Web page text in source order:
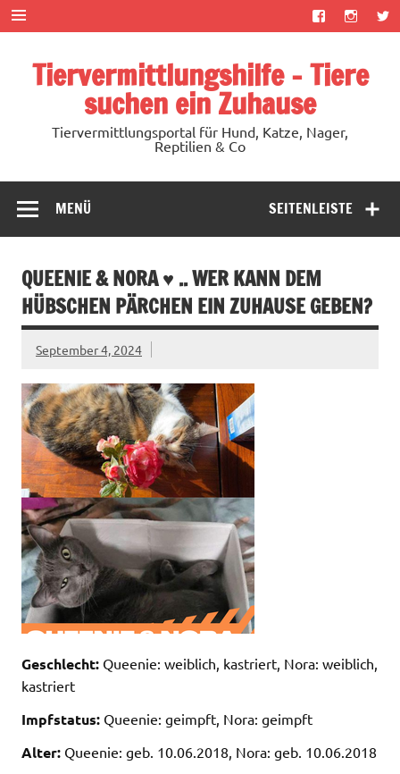
Zum
Inhalt
springen
Tiervermittlungshilfe – Tiere
suchen ein Zuhause
Tiervermittlungsportal für Hund, Katze, Nager,
Reptilien & Co
SEITENLEISTE
MENÜ
QUEENIE & NORA ♥ .. WER KANN DEM
HÜBSCHEN PÄRCHEN EIN ZUHAUSE GEBEN?
September 4, 2024
Geschlecht: Queenie: weiblich, kastriert, Nora: weiblich,
kastriert
Impfstatus: Queenie: geimpft, Nora: geimpft
Alter: Queenie: geb. 10.06.2018, Nora: geb. 10.06.2018